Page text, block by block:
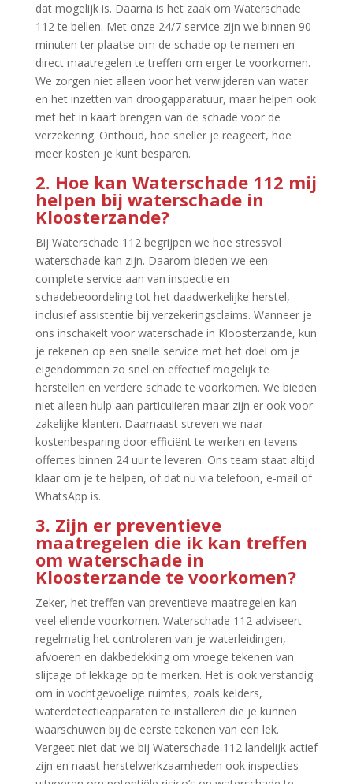
dat mogelijk is.​ Daarna is het zaak om Waterschade
112 te bellen.​ Met onze 24/7 service zijn we binnen 90
minuten ter plaatse om de schade op te nemen en
direct maatregelen te treffen om erger te voorkomen.​
We zorgen niet alleen voor het verwijderen van water
en het inzetten van droogapparatuur, maar helpen ook
met het in kaart brengen van de schade voor de
verzekering.​ Onthoud, hoe sneller je reageert, hoe
meer kosten je kunt besparen.​
2.​ Hoe kan Waterschade 112 mij
helpen bij waterschade in
Kloosterzande?
Bij Waterschade 112 begrijpen we hoe stressvol
waterschade kan zijn.​ Daarom bieden we een
complete service aan van inspectie en
schadebeoordeling tot het daadwerkelijke herstel,
inclusief assistentie bij verzekeringsclaims.​ Wanneer je
ons inschakelt voor waterschade in Kloosterzande, kun
je rekenen op een snelle service met het doel om je
eigendommen zo snel en effectief mogelijk te
herstellen en verdere schade te voorkomen.​ We bieden
niet alleen hulp aan particulieren maar zijn er ook voor
zakelijke klanten.​ Daarnaast streven we naar
kostenbesparing door efficiënt te werken en tevens
offertes binnen 24 uur te leveren.​ Ons team staat altijd
klaar om je te helpen, of dat nu via telefoon, e-mail of
WhatsApp is.​
3.​ Zijn er preventieve
maatregelen die ik kan treffen
om waterschade in
Kloosterzande te voorkomen?
Zeker, het treffen van preventieve maatregelen kan
veel ellende voorkomen.​ Waterschade 112 adviseert
regelmatig het controleren van je waterleidingen,
afvoeren en dakbedekking om vroege tekenen van
slijtage of lekkage op te merken.​ Het is ook verstandig
om in vochtgevoelige ruimtes, zoals kelders,
waterdetectieapparaten te installeren die je kunnen
waarschuwen bij de eerste tekenen van een lek.​
Vergeet niet dat we bij Waterschade 112 landelijk actief
zijn en naast herstelwerkzaamheden ook inspecties